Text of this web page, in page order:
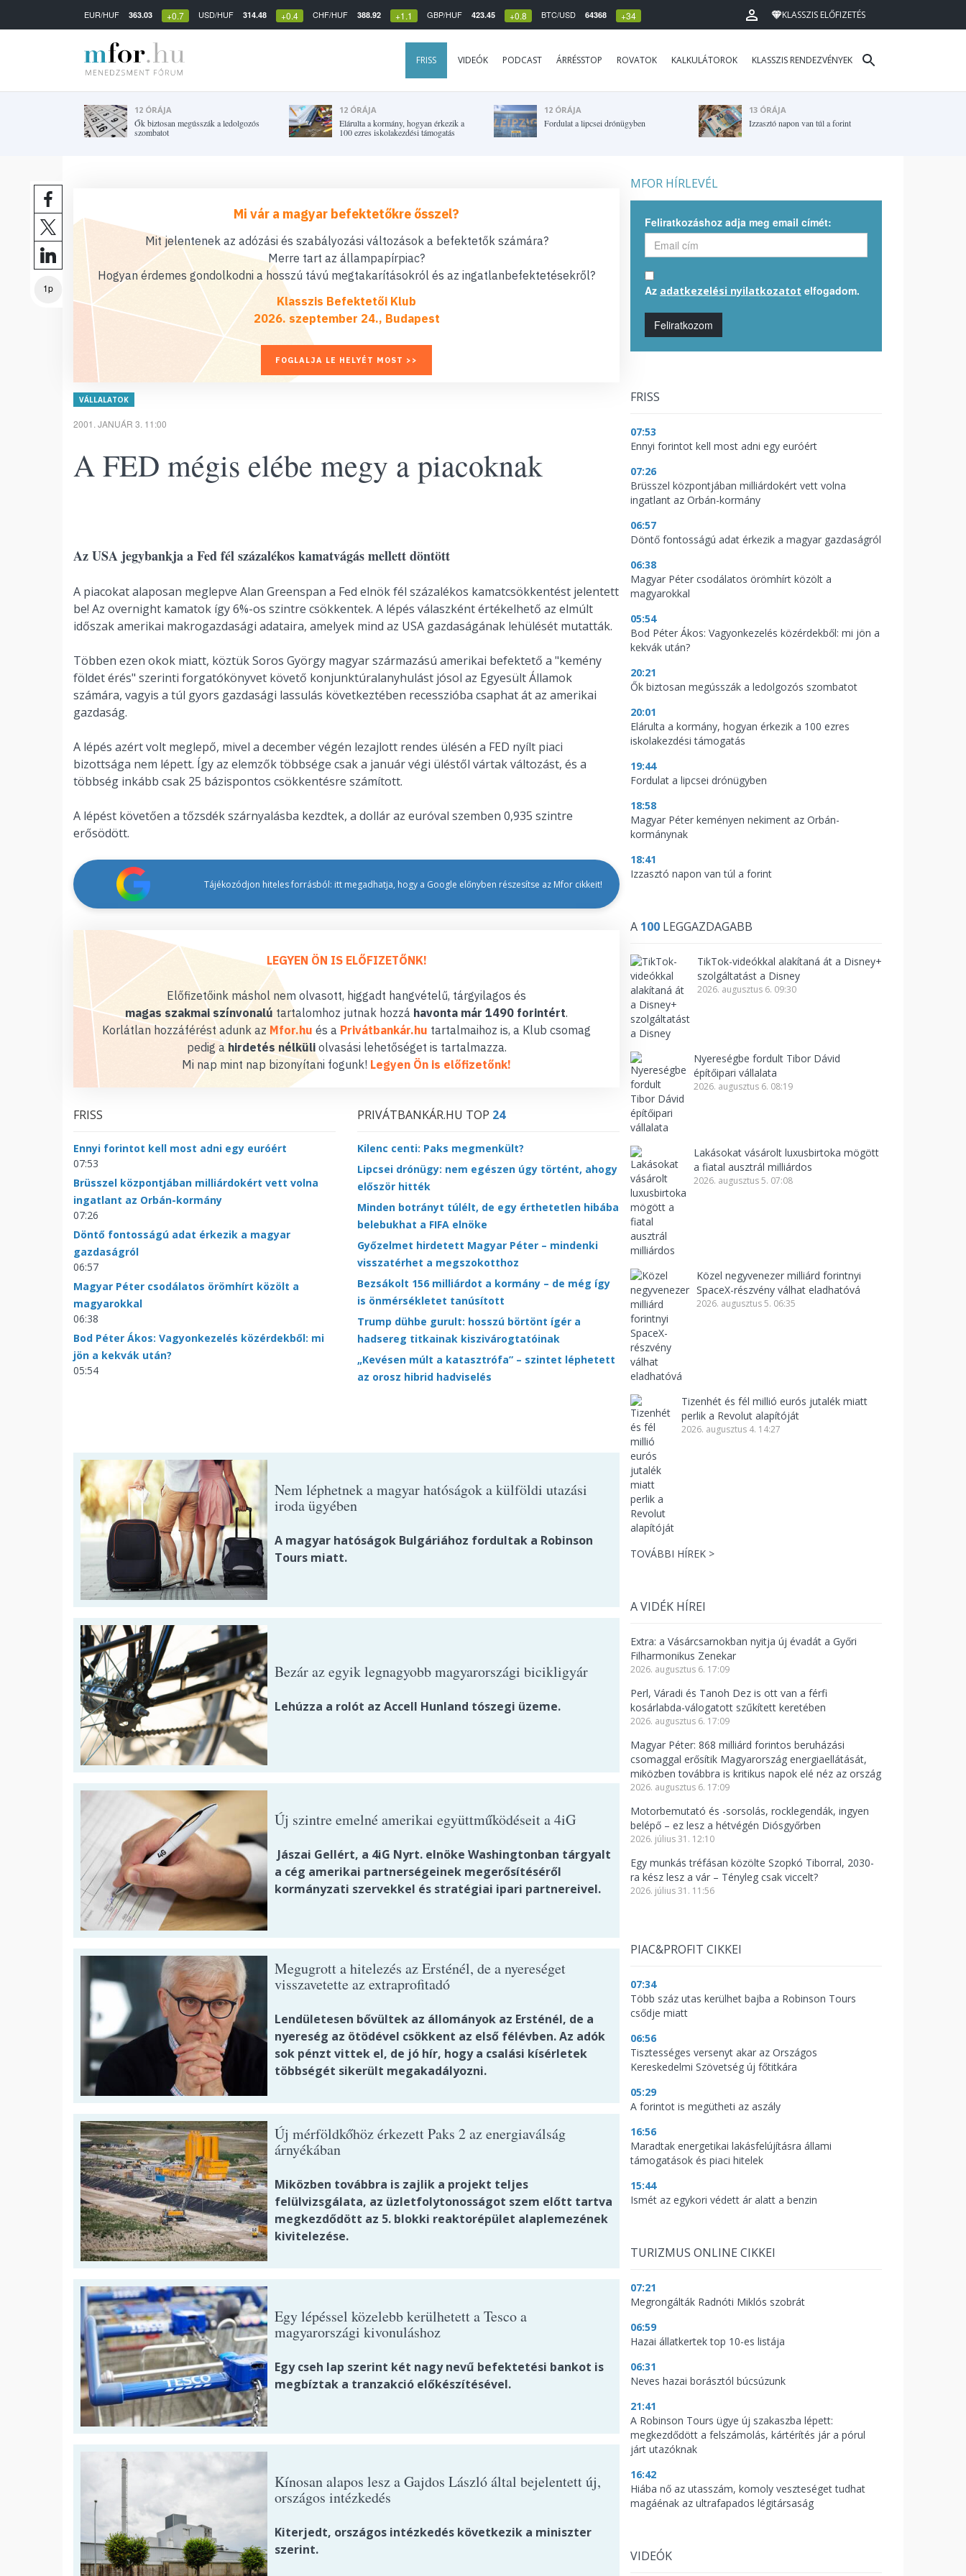
EUR/HUF 363.03 +0.7 USD/HUF 314.48 +0.4 CHF/HUF 388.92 +1.1 GBP/HUF 423.45 +0.8 BTC/USD 64368 +34 KLASSZIS ELŐFIZETÉS
FRISS VIDEÓK PODCAST ÁRRÉSSTOP ROVATOK KALKULÁTOROK KLASSZIS RENDEZVÉNYEK
12 ÓRÁJA
Ők biztosan megússzák a ledolgozós
szombatot
12 ÓRÁJA
Elárulta a kormány, hogyan érkezik a
100 ezres iskolakezdési támogatás
12 ÓRÁJA
Fordulat a lipcsei drónügyben
13 ÓRÁJA
Izzasztó napon van túl a forint
1p
Mi vár a magyar befektetőkre ősszel?
Mit jelentenek az adózási és szabályozási változások a befektetők számára?
Merre tart az állampapírpiac?
Hogyan érdemes gondolkodni a hosszú távú megtakarításokról és az ingatlanbefektetésekről?
Klasszis Befektetői Klub
2026. szeptember 24., Budapest
FOGLALJA LE HELYÉT MOST >>
VÁLLALATOK
2001. JANUÁR 3. 11:00
A FED mégis elébe megy a piacoknak
Az USA jegybankja a Fed fél százalékos kamatvágás mellett döntött
A piacokat alaposan meglepve Alan Greenspan a Fed elnök fél százalékos kamatcsökkentést jelentett
be! Az overnight kamatok így 6%-os szintre csökkentek. A lépés válaszként értékelhető az elmúlt
időszak amerikai makrogazdasági adataira, amelyek mind az USA gazdaságának lehülését mutatták.
Többen ezen okok miatt, köztük Soros György magyar származású amerikai befektető a "kemény
földet érés" szerinti forgatókönyvet követő konjunktúralanyhulást jósol az Egyesült Államok
számára, vagyis a túl gyors gazdasági lassulás következtében recesszióba csaphat át az amerikai
gazdaság.
A lépés azért volt meglepő, mivel a december végén lezajlott rendes ülésén a FED nyílt piaci
bizottsága nem lépett. Így az elemzők többsége csak a január végi üléstől vártak változást, és a
többség inkább csak 25 bázispontos csökkentésre számított.
A lépést követően a tőzsdék szárnyalásba kezdtek, a dollár az euróval szemben 0,935 szintre
erősödött.
Tájékozódjon hiteles forrásból: itt megadhatja, hogy a Google előnyben részesítse az Mfor cikkeit!
LEGYEN ÖN IS ELŐFIZETŐNK!
Előfizetőink máshol nem olvasott, higgadt hangvételű, tárgyilagos és
magas szakmai színvonalú tartalomhoz jutnak hozzá havonta már 1490 forintért.
Korlátlan hozzáférést adunk az Mfor.hu és a Privátbankár.hu tartalmaihoz is, a Klub csomag
pedig ahirdetés nélküliolvasási lehetőséget is tartalmazza.
Mi nap mint nap bizonyítani fogunk! Legyen Ön is előfizetőnk!
FRISS
Ennyi forintot kell most adni egy euróért
07:53
Brüsszel központjában milliárdokért vett volna
ingatlant az Orbán-kormány
07:26
Döntő fontosságú adat érkezik a magyar
gazdaságról
06:57
Magyar Péter csodálatos örömhírt közölt a
magyarokkal
06:38
Bod Péter Ákos: Vagyonkezelés közérdekből: mi
jön a kekvák után?
05:54
PRIVÁTBANKÁR.HU TOP 24
Kilenc centi: Paks megmenkült?
Lipcsei drónügy: nem egészen úgy történt, ahogy
először hitték
Minden botrányt túlélt, de egy érthetetlen hibába
belebukhat a FIFA elnöke
Győzelmet hirdetett Magyar Péter – mindenki
visszatérhet a megszokotthoz
Bezsákolt 156 milliárdot a kormány – de még így
is önmérsékletet tanúsított
Trump dühbe gurult: hosszú börtönt ígér a
hadsereg titkainak kiszivárogtatóinak
„Kevésen múlt a katasztrófa” – szintet léphetett
az orosz hibrid hadviselés
Nem léphetnek a magyar hatóságok a külföldi utazási
iroda ügyében
A magyar hatóságok Bulgáriához fordultak a Robinson
Tours miatt.
Bezár az egyik legnagyobb magyarországi bicikligyár
Lehúzza a rolót az Accell Hunland tószegi üzeme.
Új szintre emelné amerikai együttműködéseit a 4iG
Jászai Gellért, a 4iG Nyrt. elnöke Washingtonban tárgyalt
a cég amerikai partnerségeinek megerősítéséről
kormányzati szervekkel és stratégiai ipari partnereivel.
Megugrott a hitelezés az Ersténél, de a nyereséget
visszavetette az extraprofitadó
Lendületesen bővültek az állományok az Ersténél, de a
nyereség az ötödével csökkent az első félévben. Az adók
sok pénzt vittek el, de jó hír, hogy a csalási kísérletek
többségét sikerült megakadályozni.
Új mérföldkőhöz érkezett Paks 2 az energiaválság
árnyékában
Miközben továbbra is zajlik a projekt teljes
felülvizsgálata, az üzletfolytonosságot szem előtt tartva
megkezdődött az 5. blokki reaktorépület alaplemezének
kivitelezése.
Egy lépéssel közelebb kerülhetett a Tesco a
magyarországi kivonuláshoz
Egy cseh lap szerint két nagy nevű befektetési bankot is
megbíztak a tranzakció előkészítésével.
Kínosan alapos lesz a Gajdos László által bejelentett új,
országos intézkedés
Kiterjedt, országos intézkedés következik a miniszter
szerint.
MFOR HÍRLEVÉL
Feliratkozáshoz adja meg email címét:
Az adatkezelési nyilatkozatot elfogadom.
Feliratkozom
FRISS
07:53
Ennyi forintot kell most adni egy euróért
07:26
Brüsszel központjában milliárdokért vett volna
ingatlant az Orbán-kormány
06:57
Döntő fontosságú adat érkezik a magyar gazdaságról
06:38
Magyar Péter csodálatos örömhírt közölt a
magyarokkal
05:54
Bod Péter Ákos: Vagyonkezelés közérdekből: mi jön a
kekvák után?
20:21
Ők biztosan megússzák a ledolgozós szombatot
20:01
Elárulta a kormány, hogyan érkezik a 100 ezres
iskolakezdési támogatás
19:44
Fordulat a lipcsei drónügyben
18:58
Magyar Péter keményen nekiment az Orbán-
kormánynak
18:41
Izzasztó napon van túl a forint
A 100 LEGGAZDAGABB
TikTok-videókkal alakítaná át a Disney+
szolgáltatást a Disney
2026. augusztus 6. 09:30
Nyereségbe fordult Tibor Dávid
építőipari vállalata
2026. augusztus 6. 08:19
Lakásokat vásárolt luxusbirtoka mögött
a fiatal ausztrál milliárdos
2026. augusztus 5. 07:08
Közel negyvenezer milliárd forintnyi
SpaceX-részvény válhat eladhatóvá
2026. augusztus 5. 06:35
Tizenhét és fél millió eurós jutalék miatt
perlik a Revolut alapítóját
2026. augusztus 4. 14:27
TOVÁBBI HÍREK >
A VIDÉK HÍREI
Extra: a Vásárcsarnokban nyitja új évadát a Győri
Filharmonikus Zenekar
2026. augusztus 6. 17:09
Perl, Váradi és Tanoh Dez is ott van a férfi
kosárlabda-válogatott szűkített keretében
2026. augusztus 6. 17:09
Magyar Péter: 868 milliárd forintos beruházási
csomaggal erősítik Magyarország energiaellátását,
miközben továbbra is kritikus napok elé néz az ország
2026. augusztus 6. 17:09
Motorbemutató és -sorsolás, rocklegendák, ingyen
belépő – ez lesz a hétvégén Diósgyőrben
2026. július 31. 12:10
Egy munkás tréfásan közölte Szopkó Tiborral, 2030-
ra kész lesz a vár – Tényleg csak viccelt?
2026. július 31. 11:56
PIAC&PROFIT CIKKEI
07:34
Több száz utas kerülhet bajba a Robinson Tours
csődje miatt
06:56
Tisztességes versenyt akar az Országos
Kereskedelmi Szövetség új főtitkára
05:29
A forintot is megütheti az aszály
16:56
Maradtak energetikai lakásfelújításra állami
támogatások és piaci hitelek
15:44
Ismét az egykori védett ár alatt a benzin
TURIZMUS ONLINE CIKKEI
07:21
Megrongálták Radnóti Miklós szobrát
06:59
Hazai állatkertek top 10-es listája
06:31
Neves hazai borásztól búcsúzunk
21:41
A Robinson Tours ügye új szakaszba lépett:
megkezdődött a felszámolás, kártérítés jár a pórul
járt utazóknak
16:42
Hiába nő az utasszám, komoly veszteséget tudhat
magáénak az ultrafapados légitársaság
VIDEÓK